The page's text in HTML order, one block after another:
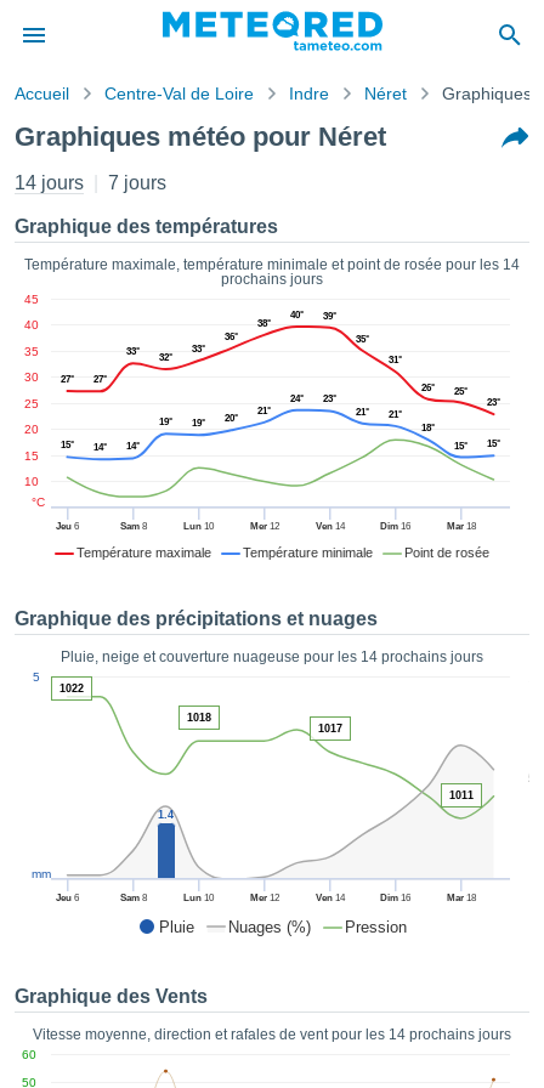
de
a
par
des
Vous
en
les
:
de
des
de très
ACCEPTER
Accueil Centre-Val de Loire Indre Néret Graphiques
Graphiques météo pour Néret
14 jours 7 jours
Graphique des températures
Température maximale, température minimale et point de rosée pour les 14
prochains jours
Température maximale Température minimale Point de rosée
Jeu 6 Sam8 Lun 10 Mer12 Ven14 Dim 16 Mar18
10
15
20
25
30
35
40
45
°C
27° 27°
33°
32°
33°
36°
38°
40° 39°
35°
31°
26°
25°
23°
15° 14° 14°
19° 19° 20°
21°
24°
23°
21°
21°
18°
15°
15°
Graphique des précipitations et nuages
Pluie, neige et couverture nuageuse pour les 14 prochains jours
Pluie Nuages (%) Pression
50
Jeu 6 Sam8 Lun 10 Mer12 Ven14 Dim 16 Mar18
5
mm
1.4
1022
1018
1017
1011
Graphique des Vents
Vitesse moyenne, direction et rafales de vent pour les 14 prochains jours
50
60